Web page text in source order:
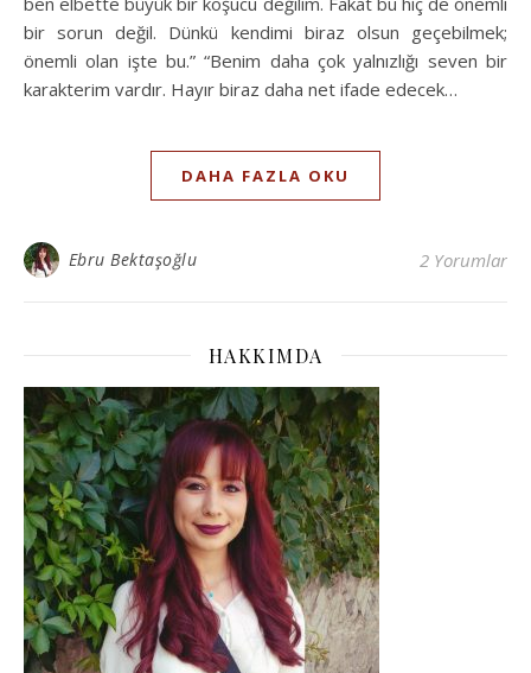
bir sorun değil. Dünkü kendimi biraz olsun geçebilmek;
önemli olan işte bu.” “Benim daha çok yalnızlığı seven bir
karakterim vardır. Hayır biraz daha net ifade edecek…
DAHA FAZLA OKU
Ebru Bektaşoğlu 2 Yorumlar
HAKKIMDA